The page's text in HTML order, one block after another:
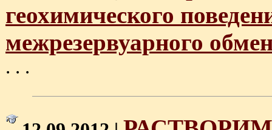
геохимического
межрезервуарного
. . .